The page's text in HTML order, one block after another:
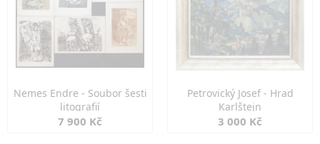
Nemes Endre - Soubor šesti
litografií
7 900 Kč
Petrovický Josef - Hrad
Karlštejn
3 000 Kč